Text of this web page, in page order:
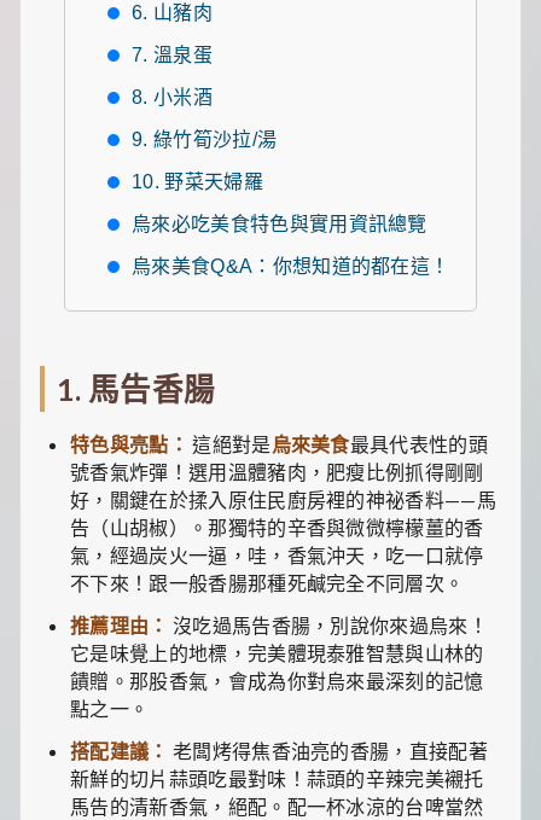
閃
發
光！
6. 山豬肉
7. 溫泉蛋
8. 小米酒
9. 綠竹筍沙拉/湯
10. 野菜天婦羅
烏來必吃美食特色與實用資訊總覽
烏來美食Q&A：你想知道的都在這！
1. 馬告香腸
特色與亮點： 這絕對是 烏來美食最具代表性的頭
號香氣炸彈！選用溫體豬肉，肥瘦比例抓得剛剛
好，關鍵在於揉入原住民廚房裡的神祕香料——馬
告（山胡椒）。那獨特的辛香與微微檸檬薑的香
氣，經過炭火一逼，哇，香氣沖天，吃一口就停
不下來！跟一般香腸那種死鹹完全不同層次。
推薦理由： 沒吃過馬告香腸，別說你來過烏來！
它是味覺上的地標，完美體現泰雅智慧與山林的
饋贈。那股香氣，會成為你對烏來最深刻的記憶
點之一。
搭配建議： 老闆烤得焦香油亮的香腸，直接配著
新鮮的切片蒜頭吃最對味！蒜頭的辛辣完美襯托
馬告的清新香氣，絕配。配一杯冰涼的台啤當然